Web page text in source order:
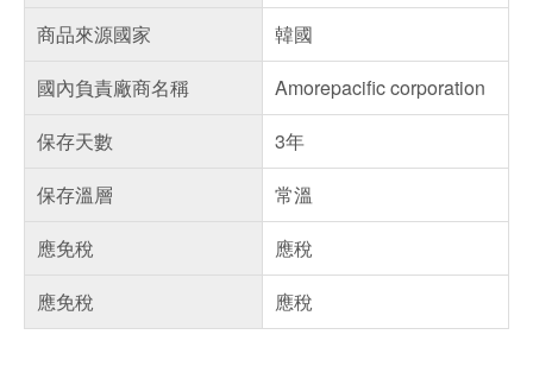
商品來源國家
韓國
國內負責廠商名稱
Amorepacific corporation
保存天數
3年
保存溫層
常溫
應免稅
應稅
應免稅
應稅